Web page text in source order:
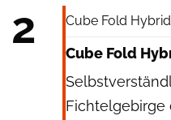
2 Cube Fold Hybrid
Cube Fold
Fichtelgebirge